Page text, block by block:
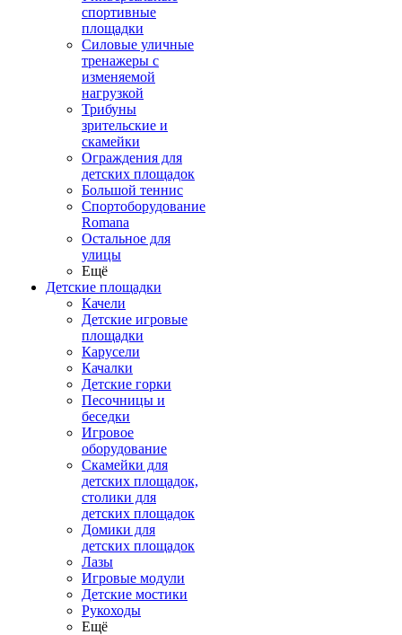
спортивные
площадки
Силовые уличные
тренажеры с
изменяемой
нагрузкой
Трибуны
зрительские и
скамейки
Ограждения для
детских площадок
Большой теннис
Спортоборудование
Romana
Остальное для
улицы
Ещё
Детские площадки
Качели
Детские игровые
площадки
Карусели
Качалки
Детские горки
Песочницы и
беседки
Игровое
оборудование
Скамейки для
детских площадок,
столики для
детских площадок
Домики для
детских площадок
Лазы
Игровые модули
Детские мостики
Рукоходы
Ещё